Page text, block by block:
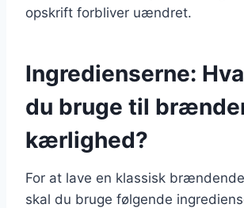
opskrift forbliver uændret.
Ingredienserne:
du bruge til
kærlighed?
For at lave en klassisk
skal du bruge følgende